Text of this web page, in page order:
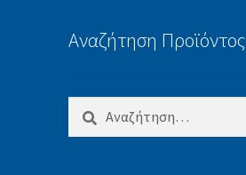
Αναζήτηση Προϊόντος
Αναζήτηση